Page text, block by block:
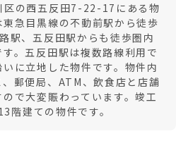
区の西五反田7-22-17にある物
急目黒線の不動前駅から徒歩
駅、五反田駅からも徒歩圏内
。五反田駅は複数路線利用で
に立地した物件です。物件内
郵便局、ATM、飲食店と店舗
で大変賑わっています。竣工
階建ての物件です。